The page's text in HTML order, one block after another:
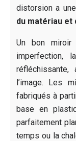
distorsion a
du matériau et
Un bon miroir
imperfection,
l’image. Les
fabriqués à
base en
parfaitement
temps ou la